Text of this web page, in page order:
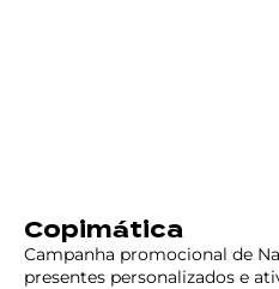
Copimática
Campanha promocional de
presentes personalizados e